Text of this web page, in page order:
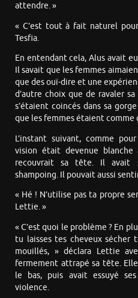
attendre. »
« C’est tout à fait naturel
Tesfia.
En entendant cela, Alus avait
Il savait que les femmes
que des ouï-dire et une
d’autre choix que de ravaler
s’étaient coincés dans sa
que les femmes étaient comme
L’instant suivant, comme
vision était devenue blanche
recouvrait sa tête. Il avait
shampoing. Il pouvait aussi
« Hé ! N’utilise pas ta propre
Lettie. »
« C’est quoi le problème ? En
tu laisses tes cheveux sécher
mouillés, » déclara Lettie
fermement attrapé sa tête.
le bas, puis avait essuyé
violence.